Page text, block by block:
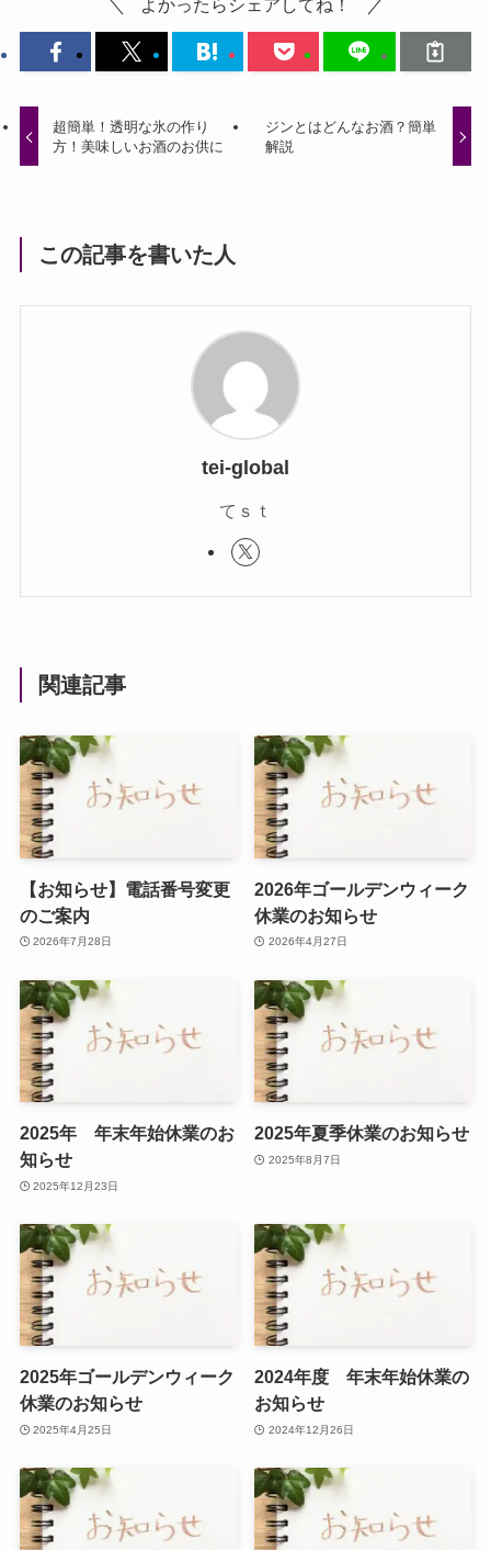
よかったらシェアしてね！
超簡単！透明な氷の作り
方！美味しいお酒のお供に
ジンとはどんなお酒？簡単
解説
この記事を書いた人
tei-global
てｓｔ
関連記事
【お知らせ】電話番号変更
のご案内
2026年7月28日
2026年ゴールデンウィーク
休業のお知らせ
2026年4月27日
2025年 年末年始休業のお
知らせ
2025年12月23日
2025年夏季休業のお知らせ
2025年8月7日
2025年ゴールデンウィーク
休業のお知らせ
2025年4月25日
2024年度 年末年始休業の
お知らせ
2024年12月26日